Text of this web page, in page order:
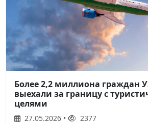
Более 2,2 миллиона граждан
выехали за границу с
целями
27.05.2026 • 2377